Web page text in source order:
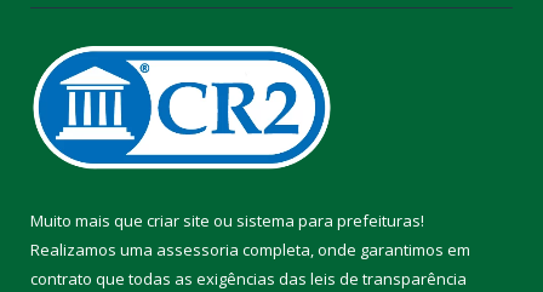
Muito mais que criar site ou sistema para prefeituras!
Realizamos uma assessoria completa, onde garantimos em
contrato que todas as exigências das leis de transparência